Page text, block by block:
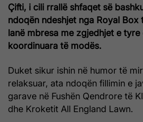
Çifti, i cili rrallë shfaqet së
ndoqën ndeshjet nga Royal Box
lanë mbresa me zgjedhjet e tyre
koordinuara të modës.
Duket sikur ishin në humor të
relaksuar, ata ndoqën fillimin e
garave në Fushën Qendrore të
dhe Kroketit All England Lawn.